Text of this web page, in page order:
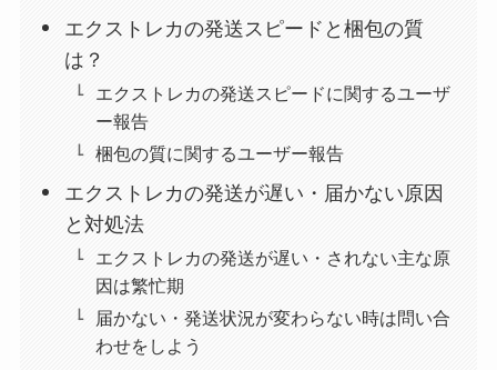
エクストレカの発送スピードと梱包の質
は？
エクストレカの発送スピードに関するユーザ
ー報告
梱包の質に関するユーザー報告
エクストレカの発送が遅い・届かない原因
と対処法
エクストレカの発送が遅い・されない主な原
因は繁忙期
届かない・発送状況が変わらない時は問い合
わせをしよう